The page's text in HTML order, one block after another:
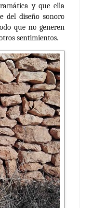
y que ella
del diseño sonoro
que no generen
sentimientos.